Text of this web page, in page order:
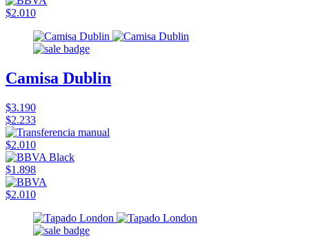
$2.010
Camisa Dublin
$3.190
$2.233
$2.010
$1.898
$2.010